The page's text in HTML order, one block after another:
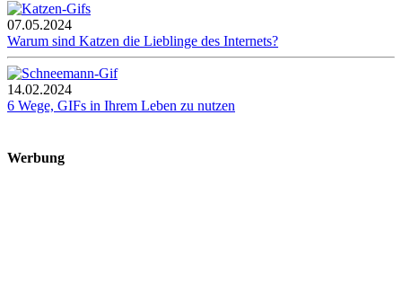
07.05.2024
Warum sind Katzen die Lieblinge des Internets?
14.02.2024
6 Wege, GIFs in Ihrem Leben zu nutzen
Werbung